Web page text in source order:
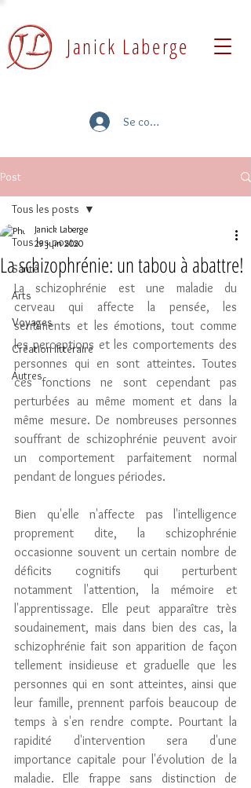
Janick Laberge
Se connecter
Post
Tous les posts
Santé
Arts
Voyages
Création littéraire
Autres
Tous les posts
La schizophrénie: un tabou à abattre!
Janick Laberge
29 juin 2020
La schizophrénie est une maladie du
cerveau qui affecte la pensée, les
sentiments et les émotions, tout comme
les perceptions et les comportements des
personnes qui en sont atteintes. Toutes
ces fonctions ne sont cependant pas
perturbées au même moment et dans la
même mesure. De nombreuses personnes
souffrant de schizophrénie peuvent avoir
un comportement parfaitement normal
pendant de longues périodes.
Bien qu'elle n'affecte pas l'intelligence
proprement dite, la schizophrénie
occasionne souvent un certain nombre de
déficits cognitifs qui perturbent
notamment l'attention, la mémoire et
l'apprentissage. Elle peut apparaître très
soudainement, mais dans bien des cas, la
schizophrénie fait son apparition de façon
tellement insidieuse et graduelle que les
personnes qui en sont atteintes, ainsi que
leur famille, prennent parfois beaucoup de
temps à s'en rendre compte. Pourtant la
rapidité d'intervention sera d'une
importance capitale pour l'évolution de la
maladie. Elle frappe sans distinction de